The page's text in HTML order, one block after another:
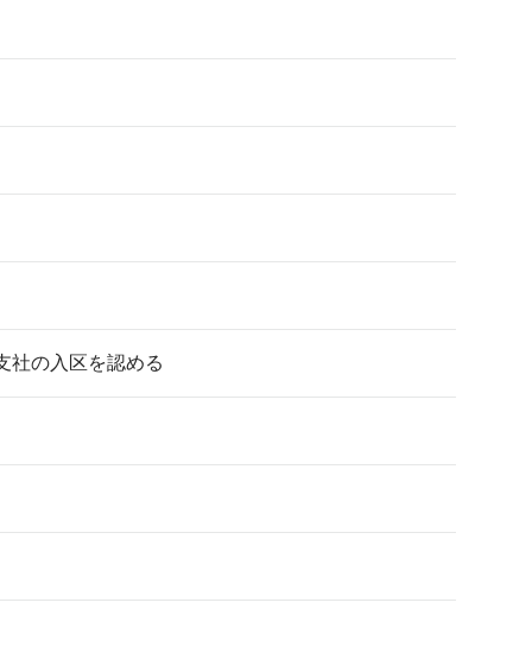
社の入区を認める